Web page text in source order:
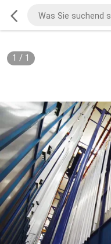
1 / 1